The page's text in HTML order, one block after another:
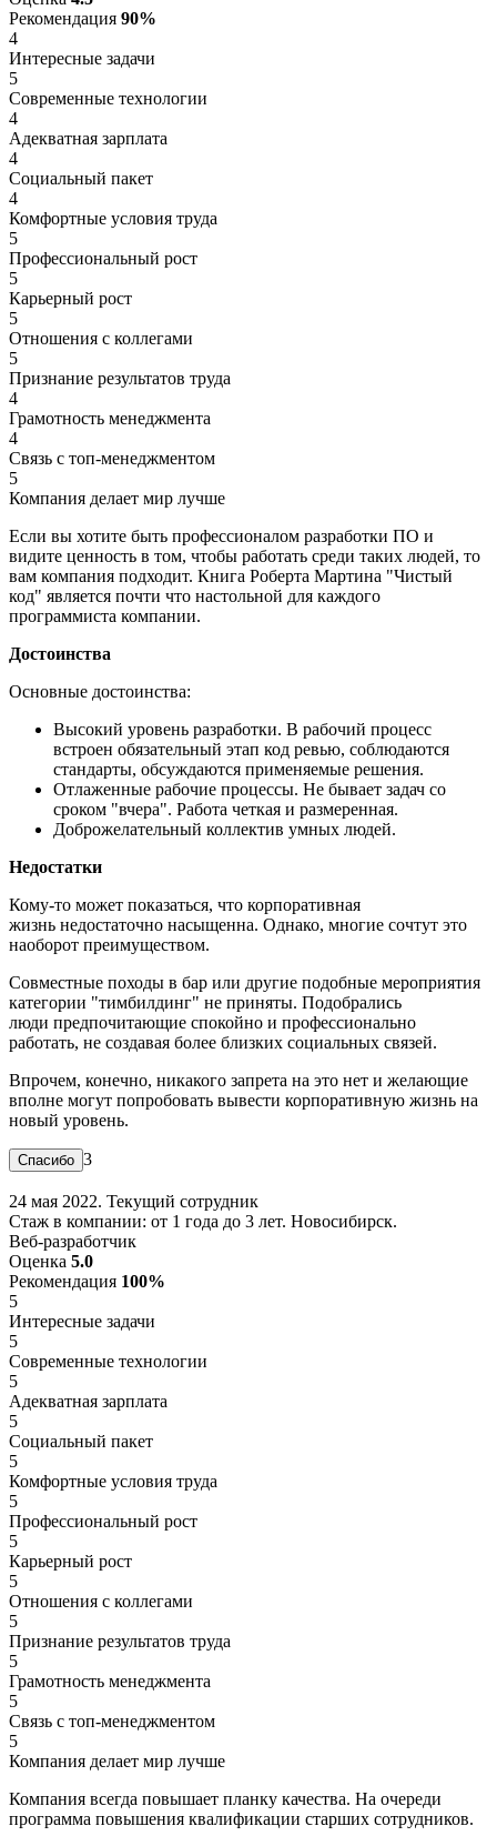
Рекомендация 90%
4
Интересные задачи
5
Современные технологии
4
Адекватная зарплата
4
Социальный пакет
4
Комфортные условия труда
5
Профессиональный рост
5
Карьерный рост
5
Отношения с коллегами
5
Признание результатов труда
4
Грамотность менеджмента
4
Связь с топ-менеджментом
5
Компания делает мир лучше
Если вы хотите быть профессионалом разработки ПО и
видите ценность в том, чтобы работать среди таких людей, то
вам компания подходит. Книга Роберта Мартина "Чистый
код" является почти что настольной для каждого
программиста компании.
Достоинства
Основные достоинства:
Высокий уровень разработки. В рабочий процесс
встроен обязательный этап код ревью, соблюдаются
стандарты, обсуждаются применяемые решения.
Отлаженные рабочие процессы. Не бывает задач со
сроком "вчера". Работа четкая и размеренная.
Доброжелательный коллектив умных людей.
Недостатки
Кому-то может показаться, что корпоративная
жизнь недостаточно насыщенна. Однако, многие сочтут это
наоборот преимуществом.
Совместные походы в бар или другие подобные мероприятия
категории "тимбилдинг" не приняты. Подобрались
люди предпочитающие спокойно и профессионально
работать, не создавая более близких социальных связей.
Впрочем, конечно, никакого запрета на это нет и желающие
вполне могут попробовать вывести корпоративную жизнь на
новый уровень.
3
24 мая 2022. Текущий сотрудник
Стаж в компании: от 1 года до 3 лет. Новосибирск.
Веб-разработчик
Оценка 5.0
Рекомендация 100%
5
Интересные задачи
5
Современные технологии
5
Адекватная зарплата
5
Социальный пакет
5
Комфортные условия труда
5
Профессиональный рост
5
Карьерный рост
5
Отношения с коллегами
5
Признание результатов труда
5
Грамотность менеджмента
5
Связь с топ-менеджментом
5
Компания делает мир лучше
Компания всегда повышает планку качества. На очереди
программа повышения квалификации старших сотрудников.